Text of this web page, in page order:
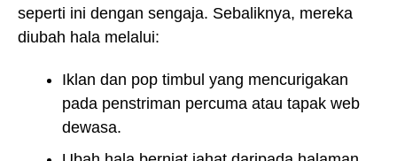
seperti ini dengan sengaja. Sebaliknya, mereka
diubah hala melalui:
Iklan dan pop timbul yang mencurigakan
pada penstriman percuma atau tapak web
dewasa.